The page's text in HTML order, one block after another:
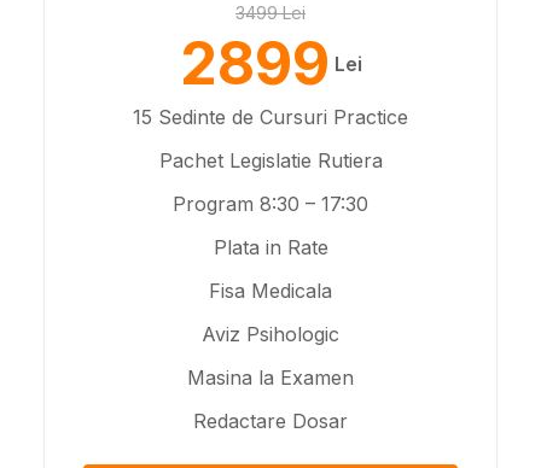
3499 Lei
2899 Lei
15 Sedinte de Cursuri Practice
Pachet Legislatie Rutiera
Program 8:30 – 17:30
Plata in Rate
Fisa Medicala
Aviz Psihologic
Masina la Examen
Redactare Dosar